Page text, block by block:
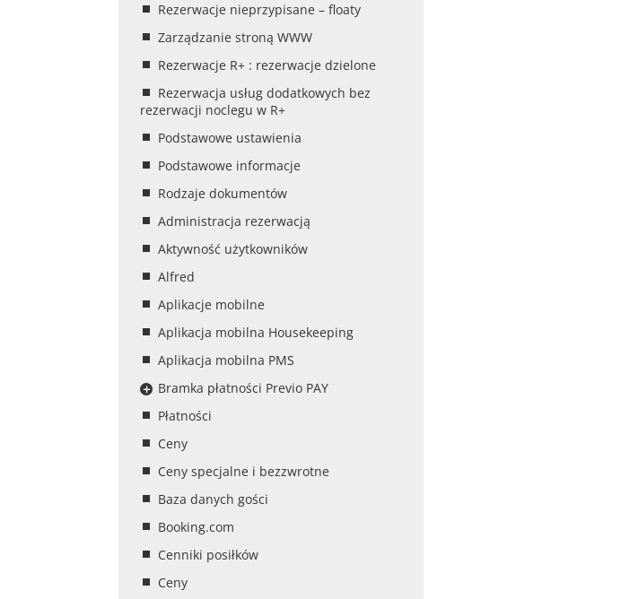
Rezerwacje nieprzypisane – floaty
Zarządzanie stroną WWW
Rezerwacje R+ : rezerwacje dzielone
Rezerwacja usług dodatkowych bez
rezerwacji noclegu w R+
Podstawowe ustawienia
Podstawowe informacje
Rodzaje dokumentów
Administracja rezerwacją
Aktywność użytkowników
Alfred
Aplikacje mobilne
Aplikacja mobilna Housekeeping
Aplikacja mobilna PMS
Bramka płatności Previo PAY
Płatności
Ceny
Ceny specjalne i bezzwrotne
Baza danych gości
Booking.com
Cenniki posiłków
Ceny